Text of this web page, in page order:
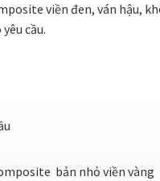
viền đen, ván hậu,
cầu.
bản nhỏ viền vàng